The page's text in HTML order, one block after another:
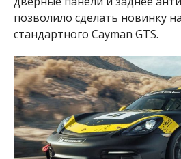
позволило сделать новинку
стандартного Cayman GTS.